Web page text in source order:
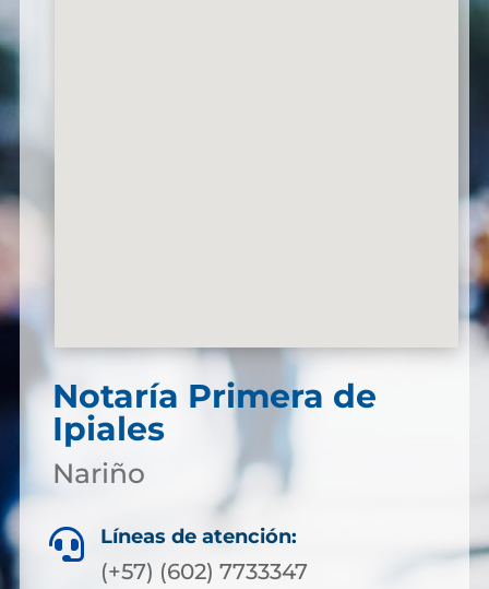
Notaría Primera de
Ipiales
Nariño
 Líneas de atención:
(+57) (602) 7733347